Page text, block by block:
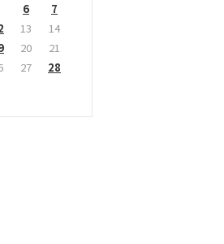
6
7
13
14
20
21
27
28